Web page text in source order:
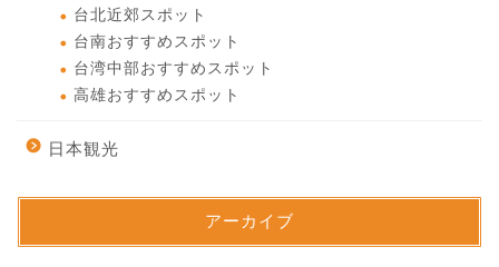
台北近郊スポット
台南おすすめスポット
台湾中部おすすめスポット
高雄おすすめスポット
日本観光
アーカイブ